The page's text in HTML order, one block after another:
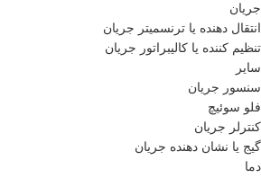
جریان
انتقال دهنده یا ترنسمیتر جریان
تنظیم کننده یا کالیبراتور جریان
سایر
سنسور جریان
فلو سوئیچ
کنترلر جریان
گیج یا نشان دهنده جریان
دما